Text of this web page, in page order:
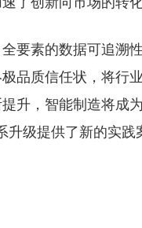
全要素的数据可追溯
品质信任状，将行
升，智能制造将成
升级提供了新的实践